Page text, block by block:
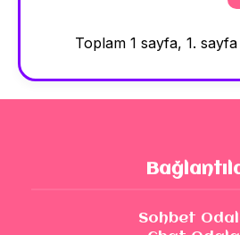
Toplam 1 sayfa, 1.
Sohbet